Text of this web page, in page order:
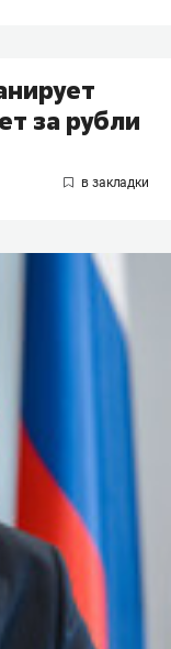
за рубли